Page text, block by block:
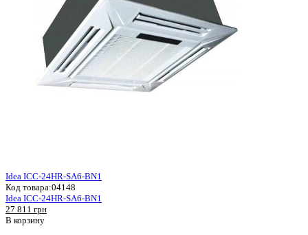
Idea ICC-24HR-SA6-BN1
Код товара:04148
Idea ICC-24HR-SA6-BN1
27 811 грн
В корзину